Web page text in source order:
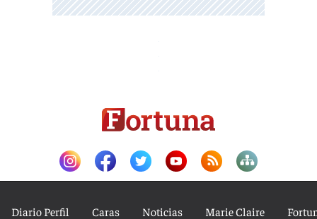
Diario Perfil Caras Noticias Marie Claire